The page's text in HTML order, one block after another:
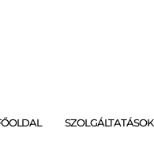
SZOLGÁLTATÁSOK